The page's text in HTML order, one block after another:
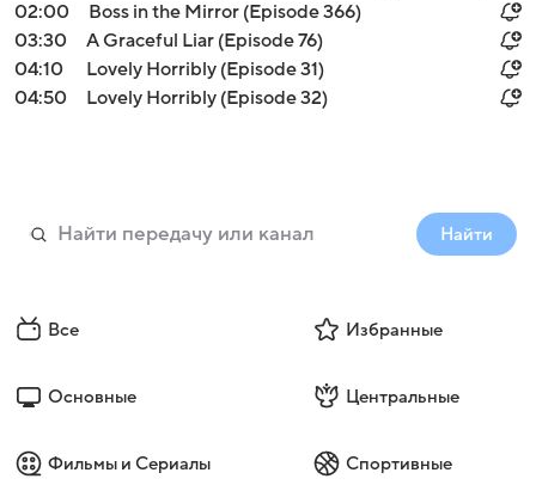
02:00
Boss in the Mirror (Episode 366)
03:30
A Graceful Liar (Episode 76)
04:10
Lovely Horribly (Episode 31)
04:50
Lovely Horribly (Episode 32)
Найти
Все Избранные
Основные Центральные
Фильмы и Сериалы Спортивные